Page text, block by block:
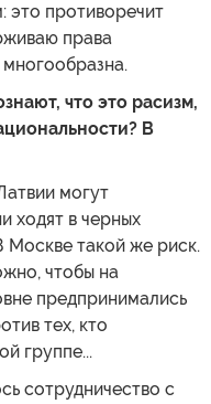
это противоречит
права
многообразна.
что это расизм,
В
могут
ходят в черных
Москве такой же риск.
чтобы на
предпринимались
тех, кто
группе...
сотрудничество с